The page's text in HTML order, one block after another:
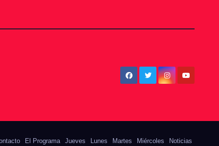
El Programa Jueves Lunes Martes Miércoles Noticias